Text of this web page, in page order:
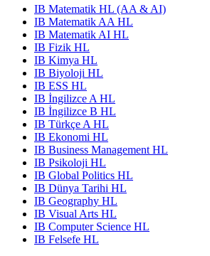
IB Matematik HL (AA & AI)
IB Matematik AA HL
IB Matematik AI HL
IB Fizik HL
IB Kimya HL
IB Biyoloji HL
IB ESS HL
IB İngilizce A HL
IB İngilizce B HL
IB Türkçe A HL
IB Ekonomi HL
IB Business Management HL
IB Psikoloji HL
IB Global Politics HL
IB Dünya Tarihi HL
IB Geography HL
IB Visual Arts HL
IB Computer Science HL
IB Felsefe HL